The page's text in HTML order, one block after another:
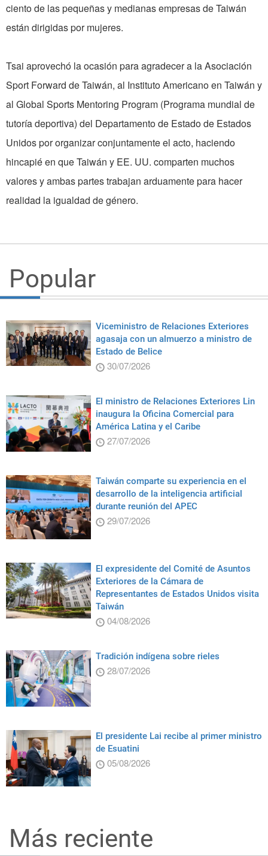
ciento de las pequeñas y medianas empresas de Taiwán
están dirigidas por mujeres.
Tsai aprovechó la ocasión para agradecer a la Asociación
Sport Forward de Taiwán, al Instituto Americano en Taiwán y
al Global Sports Mentoring Program (Programa mundial de
tutoría deportiva) del Departamento de Estado de Estados
Unidos por organizar conjuntamente el acto, haciendo
hincapié en que Taiwán y EE. UU. comparten muchos
valores y ambas partes trabajan arduamente para hacer
realidad la igualdad de género.
Popular
Viceministro de Relaciones Exteriores
agasaja con un almuerzo a ministro de
Estado de Belice
30/07/2026
El ministro de Relaciones Exteriores Lin
inaugura la Oficina Comercial para
América Latina y el Caribe
27/07/2026
Taiwán comparte su experiencia en el
desarrollo de la inteligencia artificial
durante reunión del APEC
29/07/2026
El expresidente del Comité de Asuntos
Exteriores de la Cámara de
Representantes de Estados Unidos visita
Taiwán
04/08/2026
Tradición indígena sobre rieles
28/07/2026
El presidente Lai recibe al primer ministro
de Esuatini
05/08/2026
Más reciente